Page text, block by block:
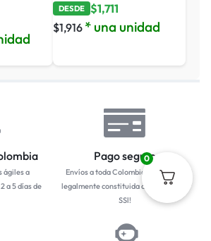
DESDE $1,711
$1,916 * una unidad
ágiles a
a 5 días de
Pago seguro
Envíos a toda Colombia... Empresa
legalmente constituida con protocolo
SSl!
0